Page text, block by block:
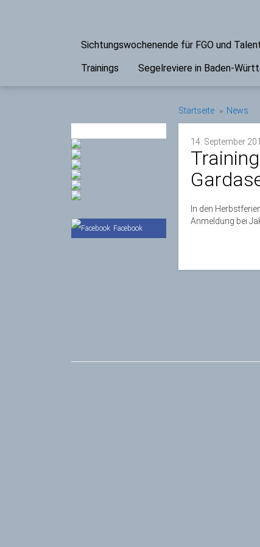
Sichtungswochenende für FGO und
Trainings
Segelreviere in Baden-
Facebook
Startseite News
14. September
In den
Anmeldung bei